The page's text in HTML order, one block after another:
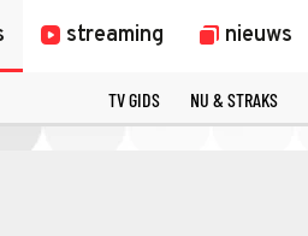
streaming nieuws
TV GIDS NU & STRAKS